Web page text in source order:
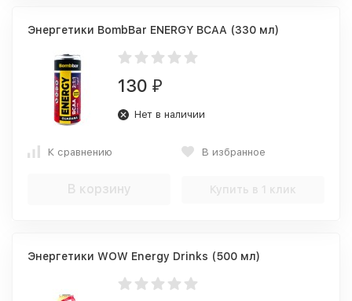
Энергетики BombBar ENERGY BCAA (330 мл)
130 ₽
Нет в наличии
К сравнению В избранное
В корзину Купить в 1 клик
Энергетики WOW Energy Drinks (500 мл)